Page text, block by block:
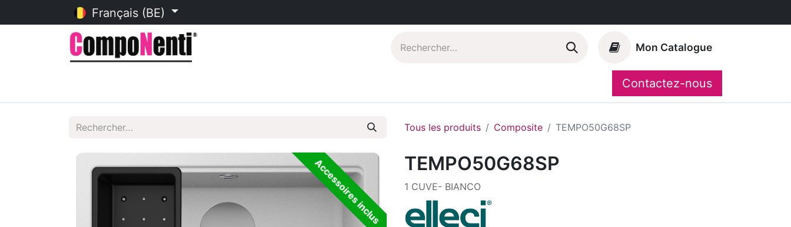
Français (BE)
Mon Catalogue
CompoShop
Contactez-nous
Tous les produits Composite TEMPO50G68SP
Accessoires inclus TEMPO50G68SP
1 CUVE- BIANCO